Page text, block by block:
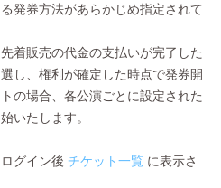
発券方法があらかじめ指定されて
着販売の代金の支払いが完了した
し、権利が確定した時点で発券開
の場合、各公演ごとに設定された
いたします。
グイン後 チケット一覧 に表示さ